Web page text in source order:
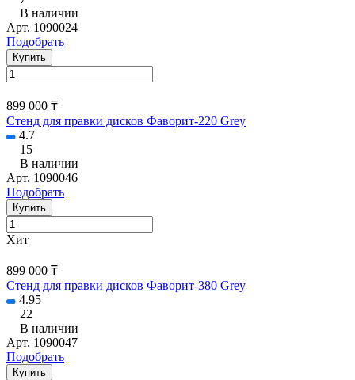
В наличии
Арт. 1090024
Подобрать
Купить
899 000 ₸
Стенд для правки дисков Фаворит-220 Grey
4.7
15
В наличии
Арт. 1090046
Подобрать
Купить
Хит
899 000 ₸
Стенд для правки дисков Фаворит-380 Grey
4.95
22
В наличии
Арт. 1090047
Подобрать
Купить